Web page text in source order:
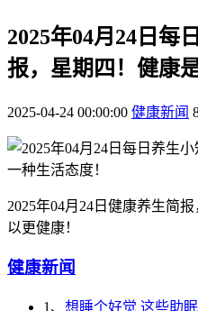
2025年04月24日每
报，星期四！健康
2025-04-24 00:00:00 健康新闻
2025年04月24日健康养生简
以更健康！
健康新闻
1、 想睡个好觉 这些助